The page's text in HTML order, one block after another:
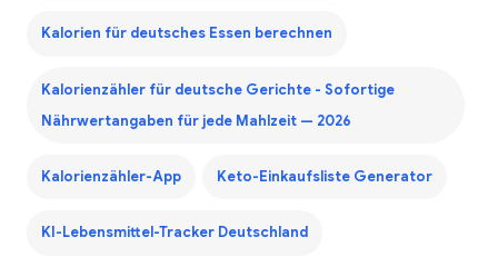
Kalorien für deutsches Essen berechnen
Kalorienzähler für deutsche Gerichte - Sofortige
Nährwertangaben für jede Mahlzeit — 2026
Kalorienzähler-App Keto-Einkaufsliste Generator
KI-Lebensmittel-Tracker Deutschland